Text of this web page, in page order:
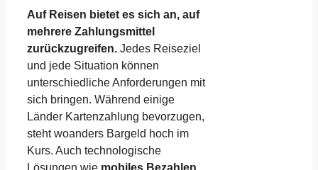
Auf Reisen bietet es sich an, auf
mehrere Zahlungsmittel
zurückzugreifen. Jedes Reiseziel
und jede Situation können
unterschiedliche Anforderungen mit
sich bringen. Während einige
Länder Kartenzahlung bevorzugen,
steht woanders Bargeld hoch im
Kurs. Auch technologische